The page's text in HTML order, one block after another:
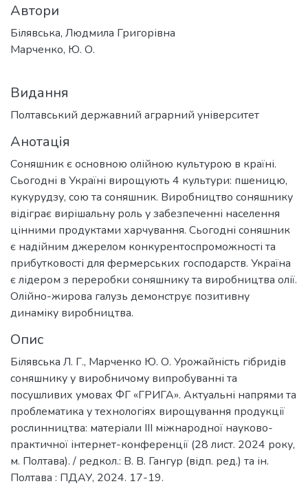
Автори
Білявська, Людмила Григорівна
Марченко, Ю. О.
Видання
Полтавський державний аграрний університет
Анотація
Соняшник є основною олійною культурою в країні.
Сьогодні в Україні вирощують 4 культури: пшеницю,
кукурудзу, сою та соняшник. Виробництво соняшнику
відіграє вирішальну роль у забезпеченні населення
цінними продуктами харчування. Сьогодні соняшник
є надійним джерелом конкурентоспроможності та
прибутковості для фермерських господарств. Україна
є лідером з переробки соняшнику та виробництва олії.
Олійно-жирова галузь демонструє позитивну
динаміку виробництва.
Опис
Білявська Л. Г., Марченко Ю. О. Урожайність гібридів
соняшнику у виробничому випробуванні та
посушливих умовах ФГ «ГРИГА». Актуальні напрями та
проблематика у технологіях вирощування продукції
рослинництва: матеріали ІІІ міжнародної науково-
практичної інтернет-конференції (28 лист. 2024 року,
м. Полтава). / редкол.: В. В. Гангур (відп. ред.) та ін.
Полтава : ПДАУ, 2024. 17-19.